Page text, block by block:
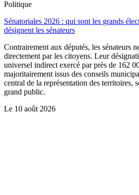
Politique
Sénatoriales 2026 : qui sont les grands
désignent les sénateurs
Contrairement aux députés, les sénateurs
directement par les citoyens. Leur
universel indirect exercé par près de 162
majoritairement issus des conseils
central de la représentation des territoires,
grand public.
Le 10 août 2026